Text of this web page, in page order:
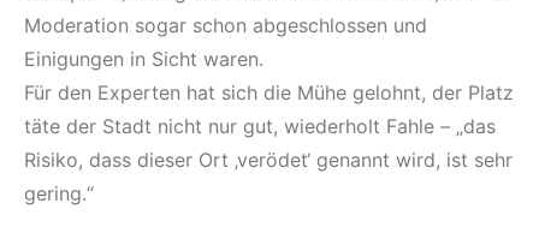
Moderation sogar schon abgeschlossen und
Einigungen in Sicht waren.
Für den Experten hat sich die Mühe gelohnt, der Platz
täte der Stadt nicht nur gut, wiederholt Fahle – „das
Risiko, dass dieser Ort ‚verödet‘ genannt wird, ist sehr
gering.“